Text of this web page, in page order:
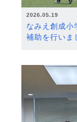
2026.05.19
なみえ創成小
補助を行いま